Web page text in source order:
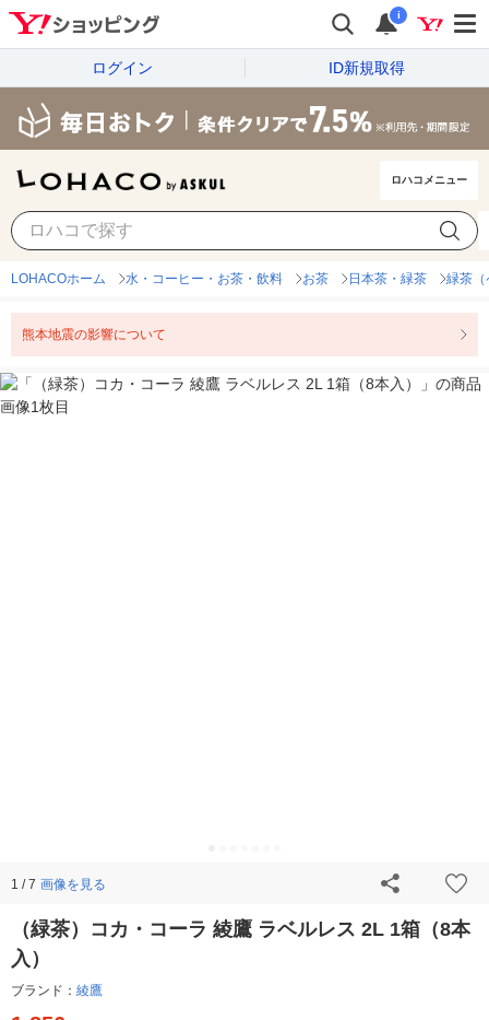
i
ログイン ID新規取得
ロハコメニュー
LOHACOホーム 水・コーヒー・お茶・飲料 お茶 日本茶・緑茶 緑茶（
熊本地震の影響について
1 / 7 画像を見る
（緑茶）コカ・コーラ 綾鷹 ラベルレス 2L 1箱（8本
入）
ブランド： 綾鷹